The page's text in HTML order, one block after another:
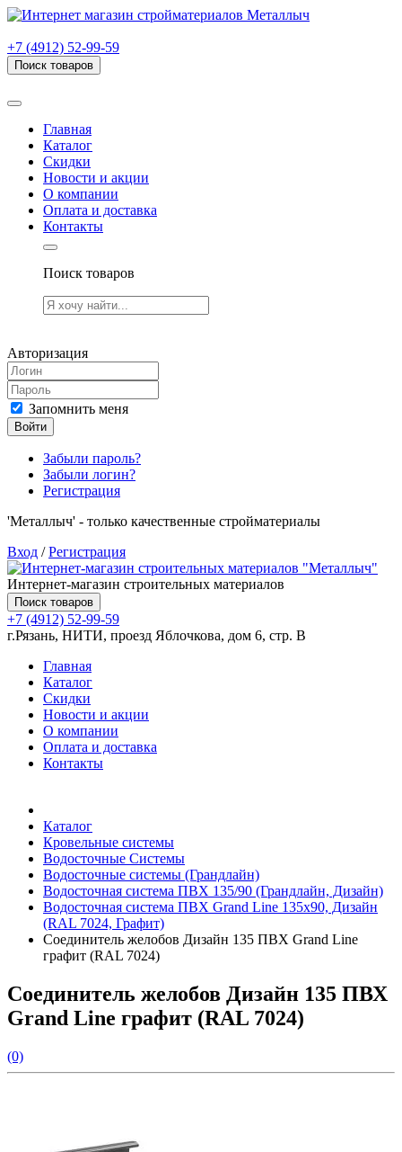
+7 (4912) 52-99-59
Поиск товаров
Главная
Каталог
Скидки
Новости и акции
О компании
Оплата и доставка
Контакты
Поиск товаров
Авторизация
Запомнить меня
Войти
Забыли пароль?
Забыли логин?
Регистрация
'Металлыч' - только качественные стройматериалы
Вход /Регистрация
Интернет-магазин строительных материалов
Поиск товаров
+7 (4912) 52-99-59
г.Рязань, НИТИ, проезд Яблочкова, дом 6, стр. В
Главная
Каталог
Скидки
Новости и акции
О компании
Оплата и доставка
Контакты
Каталог
Кровельные системы
Водосточные Системы
Водосточные системы (Грандлайн)
Водосточная система ПВХ 135/90 (Грандлайн, Дизайн)
Водосточная система ПВХ Grand Line 135х90, Дизайн
(RAL 7024, Графит)
Соединитель желобов Дизайн 135 ПВХ Grand Line
графит (RAL 7024)
Соединитель желобов Дизайн 135 ПВХ
Grand Line графит (RAL 7024)
(0)